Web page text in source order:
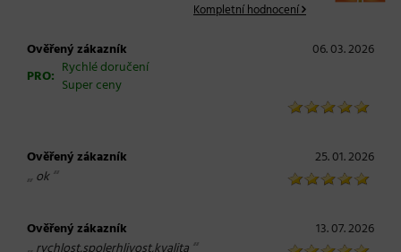
Kompletní hodnocení
Ověřený zákazník
06. 03. 2026
PRO: Rychlé doručení
Super ceny
Ověřený zákazník 25. 01. 2026
„ ok“
Ověřený zákazník 13. 07. 2026